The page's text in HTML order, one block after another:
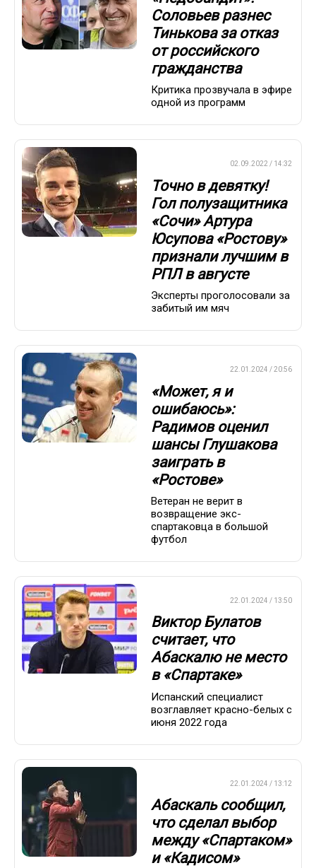
Соловьев разнес
Тинькова за отказ
от российского
гражданства
Критика прозвучала в эфире
одной из программ
02.09.2022 / 14:32
Точно в девятку!
Гол полузащитника
«Сочи» Артура
Юсупова «Ростову»
признали лучшим в
РПЛ в августе
Эксперты проголосовали за
забитый им мяч
22.01.2024 / 20:56
«Может, я и
ошибаюсь»:
Радимов оценил
шансы Глушакова
заиграть в
«Ростове»
Ветеран не верит в
возвращение экс-
спартаковца в большой
футбол
22.01.2024 / 13:50
Виктор Булатов
считает, что
Абаскалю не место
в «Спартаке»
Испанский специалист
возглавляет красно-белых с
июня 2022 года
22.01.2024 / 13:12
Абаскаль сообщил,
что сделал выбор
между «Спартаком»
и «Кадисом»